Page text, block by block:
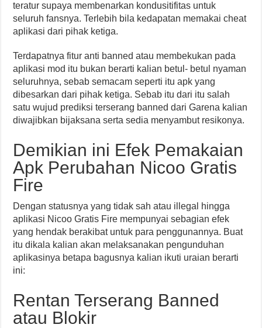
teratur supaya membenarkan kondusitifitas untuk
seluruh fansnya. Terlebih bila kedapatan memakai cheat
aplikasi dari pihak ketiga.
Terdapatnya fitur anti banned atau membekukan pada
aplikasi mod itu bukan berarti kalian betul- betul nyaman
seluruhnya, sebab semacam seperti itu apk yang
dibesarkan dari pihak ketiga. Sebab itu dari itu salah
satu wujud prediksi terserang banned dari Garena kalian
diwajibkan bijaksana serta sedia menyambut resikonya.
Demikian ini Efek Pemakaian
Apk Perubahan Nicoo Gratis
Fire
Dengan statusnya yang tidak sah atau illegal hingga
aplikasi Nicoo Gratis Fire mempunyai sebagian efek
yang hendak berakibat untuk para penggunannya. Buat
itu dikala kalian akan melaksanakan pengunduhan
aplikasinya betapa bagusnya kalian ikuti uraian berarti
ini:
Rentan Terserang Banned
atau Blokir